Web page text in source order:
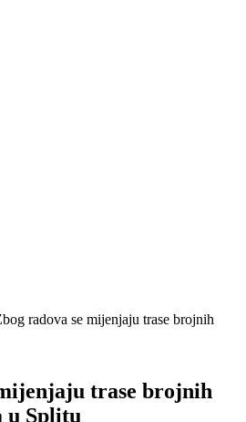
radova se mijenjaju trase brojnih
trase brojnih
u Splitu